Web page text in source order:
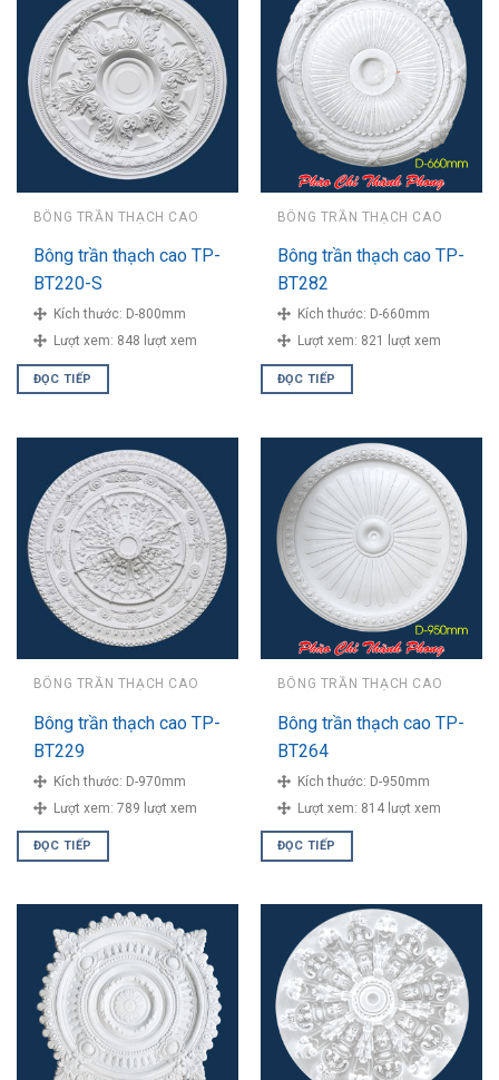
BÔNG TRẦN THẠCH CAO
Bông trần thạch cao TP-
BT220-S
Kích thước: D-800mm
Lượt xem: 848 lượt xem
ĐỌC TIẾP
BÔNG TRẦN THẠCH CAO
Bông trần thạch cao TP-
BT282
Kích thước: D-660mm
Lượt xem: 821 lượt xem
ĐỌC TIẾP
BÔNG TRẦN THẠCH CAO
Bông trần thạch cao TP-
BT229
Kích thước: D-970mm
Lượt xem: 789 lượt xem
ĐỌC TIẾP
BÔNG TRẦN THẠCH CAO
Bông trần thạch cao TP-
BT264
Kích thước: D-950mm
Lượt xem: 814 lượt xem
ĐỌC TIẾP